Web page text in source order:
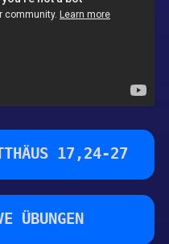
17,24-27
gingen zu Petrus,
und sprachen: Pflegt
zu geben? (2. Mose
ÜBUNGEN